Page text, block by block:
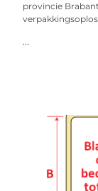
provincie
...